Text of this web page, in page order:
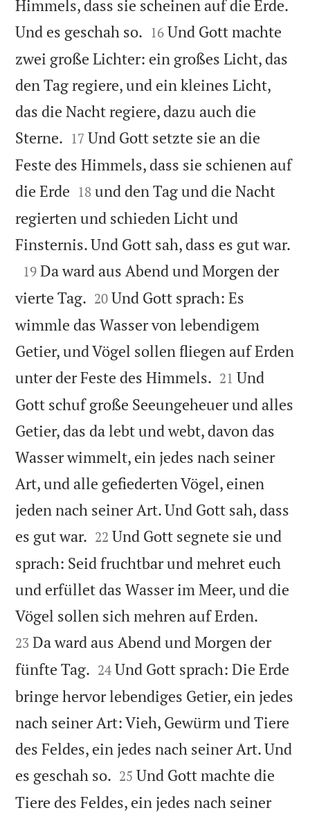
Himmels, dass sie scheinen auf die Erde.
Und es geschah so. 

16 Und Gott machte
zwei große Lichter: ein großes Licht, das
den Tag regiere, und ein kleines Licht,
das die Nacht regiere, dazu auch die
Sterne. 

17 Und Gott setzte sie an die
Feste des Himmels, dass sie schienen auf
die Erde 

18 und den Tag und die Nacht
regierten und schieden Licht und
Finsternis. Und Gott sah, dass es gut war.

19 Da ward aus Abend und Morgen der
vierte Tag. 

20 Und Gott sprach: Es
wimmle das Wasser von lebendigem
Getier, und Vögel sollen fliegen auf Erden
unter der Feste des Himmels. 

21 Und
Gott schuf große Seeungeheuer und alles
Getier, das da lebt und webt, davon das
Wasser wimmelt, ein jedes nach seiner
Art, und alle gefiederten Vögel, einen
jeden nach seiner Art. Und Gott sah, dass
es gut war. 

22 Und Gott segnete sie und
sprach: Seid fruchtbar und mehret euch
und erfüllet das Wasser im Meer, und die
Vögel sollen sich mehren auf Erden.
23 Da ward aus Abend und Morgen der
fünfte Tag. 

24 Und Gott sprach: Die Erde
bringe hervor lebendiges Getier, ein jedes
nach seiner Art: Vieh, Gewürm und Tiere
des Feldes, ein jedes nach seiner Art. Und
es geschah so. 

25 Und Gott machte die
Tiere des Feldes, ein jedes nach seiner